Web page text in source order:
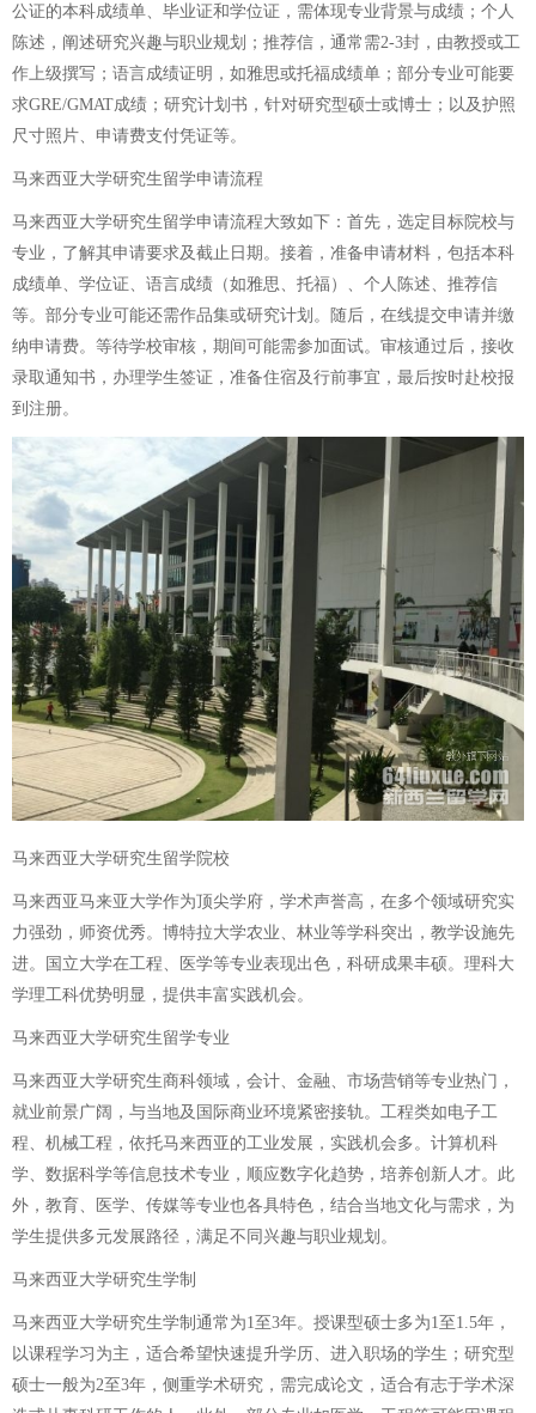
公证的本科成绩单、毕业证和学位证，需体现专业背景与成绩；个人
陈述，阐述研究兴趣与职业规划；推荐信，通常需2-3封，由教授或工
作上级撰写；语言成绩证明，如雅思或托福成绩单；部分专业可能要
求GRE/GMAT成绩；研究计划书，针对研究型硕士或博士；以及护照
尺寸照片、申请费支付凭证等。
马来西亚大学研究生留学申请流程
马来西亚大学研究生留学申请流程大致如下：首先，选定目标院校与
专业，了解其申请要求及截止日期。接着，准备申请材料，包括本科
成绩单、学位证、语言成绩（如雅思、托福）、个人陈述、推荐信
等。部分专业可能还需作品集或研究计划。随后，在线提交申请并缴
纳申请费。等待学校审核，期间可能需参加面试。审核通过后，接收
录取通知书，办理学生签证，准备住宿及行前事宜，最后按时赴校报
到注册。
马来西亚大学研究生留学院校
马来西亚马来亚大学作为顶尖学府，学术声誉高，在多个领域研究实
力强劲，师资优秀。博特拉大学农业、林业等学科突出，教学设施先
进。国立大学在工程、医学等专业表现出色，科研成果丰硕。理科大
学理工科优势明显，提供丰富实践机会。
马来西亚大学研究生留学专业
马来西亚大学研究生商科领域，会计、金融、市场营销等专业热门，
就业前景广阔，与当地及国际商业环境紧密接轨。工程类如电子工
程、机械工程，依托马来西亚的工业发展，实践机会多。计算机科
学、数据科学等信息技术专业，顺应数字化趋势，培养创新人才。此
外，教育、医学、传媒等专业也各具特色，结合当地文化与需求，为
学生提供多元发展路径，满足不同兴趣与职业规划。
马来西亚大学研究生学制
马来西亚大学研究生学制通常为1至3年。授课型硕士多为1至1.5年，
以课程学习为主，适合希望快速提升学历、进入职场的学生；研究型
硕士一般为2至3年，侧重学术研究，需完成论文，适合有志于学术深